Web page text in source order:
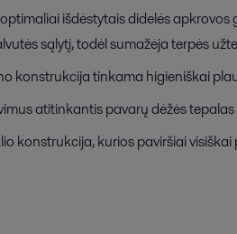
išdėstytais didelės
sąlytį, todėl sumažėja terpės
konstrukcija tinkama higieniškai
atitinkantis pavarų dėžės tepalas
konstrukcija, kurios paviršiai